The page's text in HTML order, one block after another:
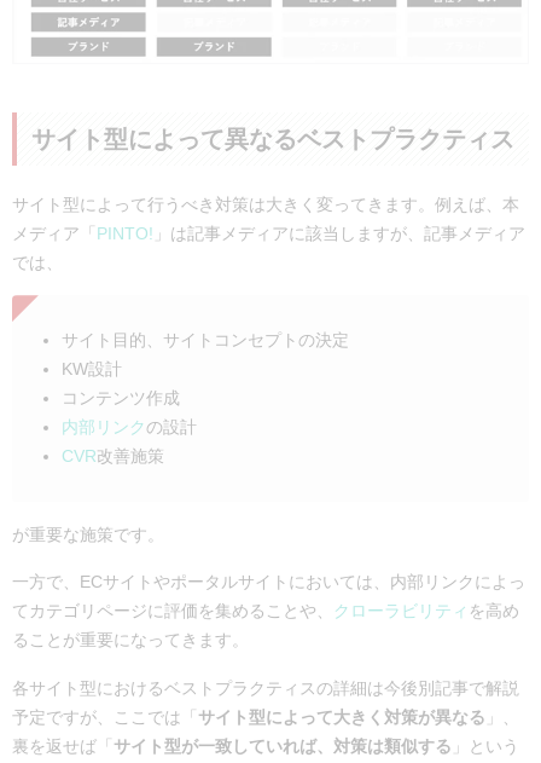
サイト型によって異なるベストプラクティス
サイト型によって行うべき対策は大きく変ってきます。例えば、本
メディア「 PINTO! 」は記事メディアに該当しますが、記事メディア
では、
サイト目的、サイトコンセプトの決定
KW設計
コンテンツ作成
内部リンクの設計
CVR改善施策
が重要な施策です。
一方で、ECサイトやポータルサイトにおいては、内部リンクによっ
てカテゴリページに評価を集めることや、
クローラビリティ を高め
ることが重要になってきます。
各サイト型におけるベストプラクティスの詳細は今後別記事で解説
予定ですが、ここでは「 サイト型によって大きく対策が異なる 」、
裏を返せば「 サイト型が一致していれば、対策は類似する 」という